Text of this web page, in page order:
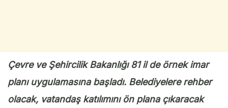
Çevre ve Şehircilik Bakanlığı 81 il de örnek imar
planı uygulamasına başladı. Belediyelere rehber
olacak, vatandaş katılımını ön plana çıkaracak